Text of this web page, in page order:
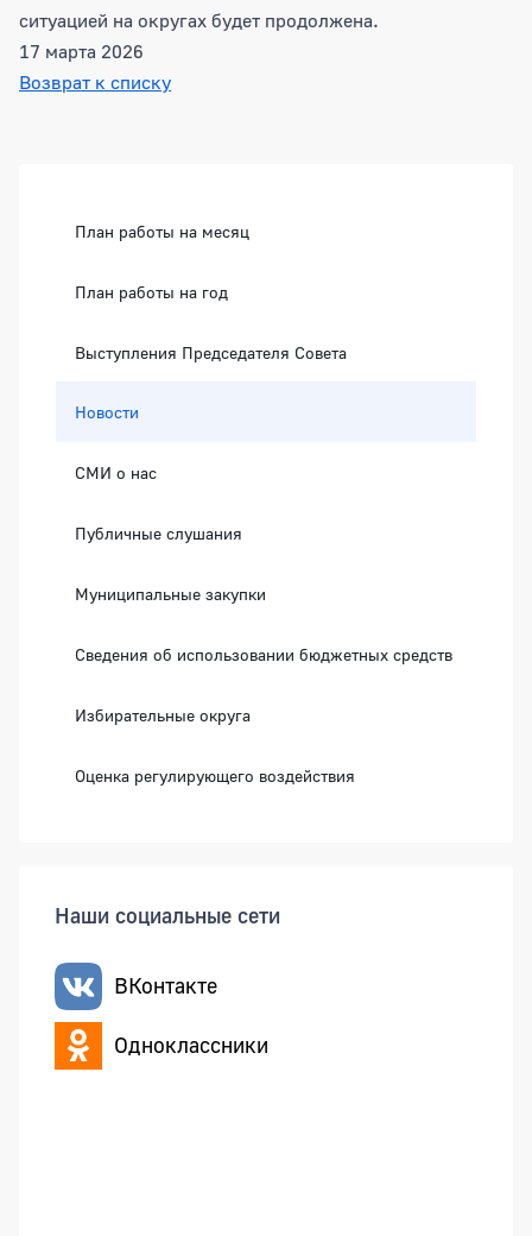
ситуацией на округах будет продолжена.
17 марта 2026
Возврат к списку
План работы на месяц
План работы на год
Выступления Председателя Совета
Новости
СМИ о нас
Публичные слушания
Муниципальные закупки
Сведения об использовании бюджетных средств
Избирательные округа
Оценка регулирующего воздействия
Наши социальные сети
ВКонтакте
Одноклассники